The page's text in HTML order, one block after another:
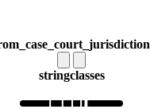
stringclasses